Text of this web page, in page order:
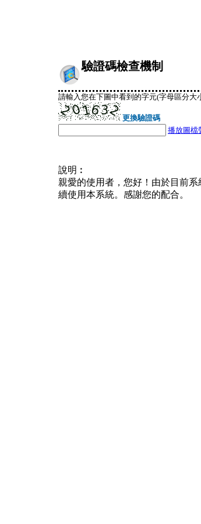
驗證碼檢查機制
請輸入您在下圖中看到的字元(字母區分大
更換驗證碼
播放圖檔
說明︰
親愛的使用者，您好！由於目前
續使用本系統。感謝您的配合。